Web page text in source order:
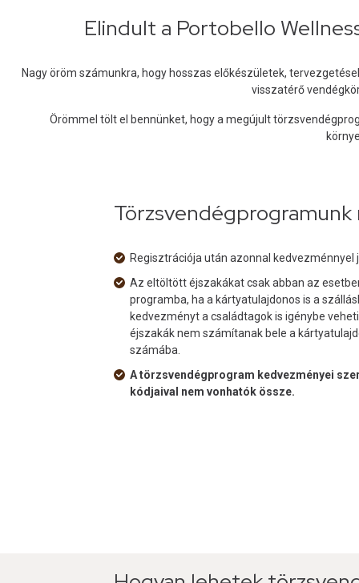
Elindult a Portobello
Nagy öröm számunkra, hogy hosszas előkészületek,
visszatérő
Örömmel tölt el bennünket, hogy a megújult
Törzsvendégprogramunk
Regisztrációja után azonnal kedvezménnyel
Az eltöltött éjszakákat csak abban az
programba, ha a kártyatulajdonos is a
kedvezményt a családtagok is igénybe
éjszakák nem számítanak bele a
számába.
A törzsvendégprogram kedvezményei
kódjaival nem vonhatók össze.